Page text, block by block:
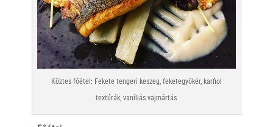
Köztes főétel: Fekete tengeri keszeg, feketegyökér, karfiol
textúrák, vaníliás vajmártás